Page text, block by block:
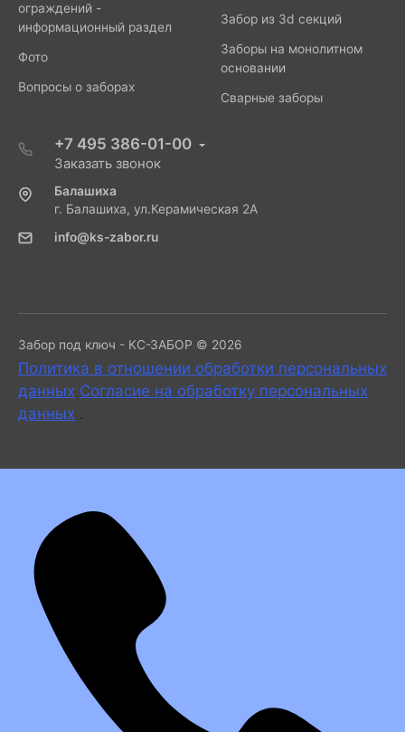
ограждений -
информационный раздел
Фото
Вопросы о заборах
Забор из 3d секций
Заборы на монолитном
основании
Сварные заборы
+7 495 386-01-00
Заказать звонок
Балашиха
г. Балашиха, ул.Керамическая 2А
info@ks-zabor.ru
Забор под ключ - КС-ЗАБОР © 2026
Политика в отношении обработки персональных
данных Согласие на обработку персональных
данных .